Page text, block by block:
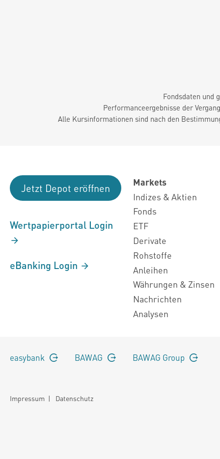
Fondsdaten und
Performanceergebnisse der
Alle Kursinformationen sind nach den
Jetzt Depot eröffnen
Wertpapierportal Login
eBanking Login
Markets
Indizes & Aktien
Fonds
ETF
Derivate
Rohstoffe
Anleihen
Währungen & Zinsen
Nachrichten
Analysen
easybank BAWAG BAWAG Group
Impressum | Datenschutz